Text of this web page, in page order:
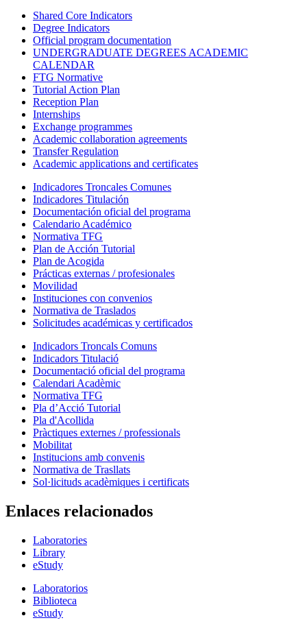
Shared Core Indicators
Degree Indicators
Official program documentation
UNDERGRADUATE DEGREES ACADEMIC
CALENDAR
FTG Normative
Tutorial Action Plan
Reception Plan
Internships
Exchange programmes
Academic collaboration agreements
Transfer Regulation
Academic applications and certificates
Indicadores Troncales Comunes
Indicadores Titulación
Documentación oficial del programa
Calendario Académico
Normativa TFG
Plan de Acción Tutorial
Plan de Acogida
Prácticas externas / profesionales
Movilidad
Instituciones con convenios
Normativa de Traslados
Solicitudes académicas y certificados
Indicadors Troncals Comuns
Indicadors Titulació
Documentació oficial del programa
Calendari Acadèmic
Normativa TFG
Pla d’Acció Tutorial
Pla d'Acollida
Pràctiques externes / professionals
Mobilitat
Institucions amb convenis
Normativa de Trasllats
Sol·licituds acadèmiques i certificats
Enlaces relacionados
Laboratories
Library
eStudy
Laboratorios
Biblioteca
eStudy